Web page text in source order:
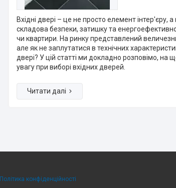
Вхідні двері – це не просто елемент інтер'єру,
складова безпеки, затишку та
чи квартири. На ринку представлений
але як не заплутатися в технічних
двері? У цій статті ми докладно розповімо, на
увагу при виборі вхідних дверей.
Політика конфіденційності